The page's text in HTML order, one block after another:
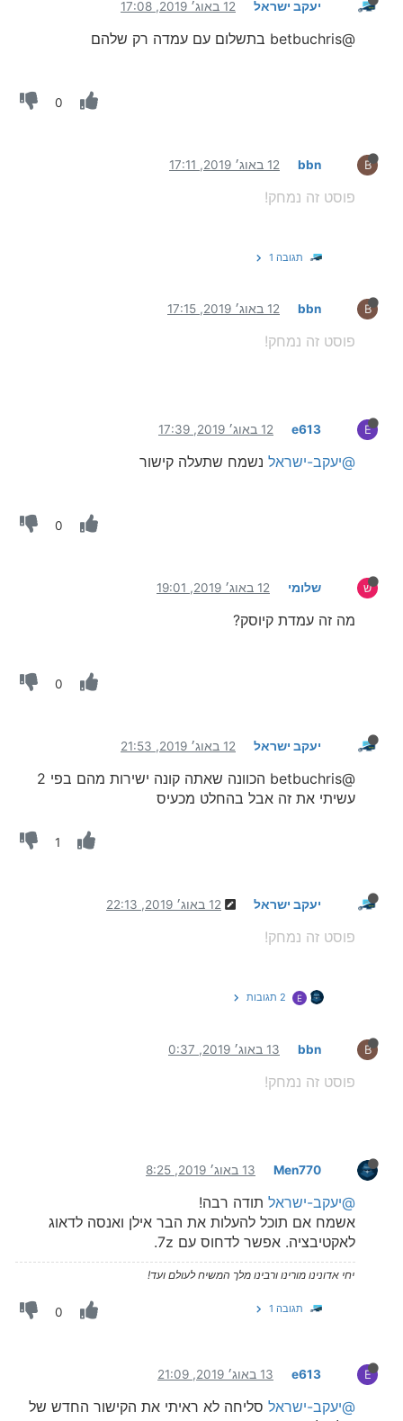
יעקב ישראל 12 באוג׳ 2019, 17:08
@betbuchris בתשלום עם עמדה רק שלהם
0
B
bbn 12 באוג׳ 2019, 17:11
פוסט זה נמחק!
תגובה 1
B
bbn 12 באוג׳ 2019, 17:15
פוסט זה נמחק!
E
e613 12 באוג׳ 2019, 17:39
@יעקב-ישראל נשמח שתעלה קישור
0
ש שלומי 12 באוג׳ 2019, 19:01
מה זה עמדת קיוסק?
0
יעקב ישראל 12 באוג׳ 2019, 21:53
@betbuchris הכוונה שאתה קונה ישירות מהם בפי 2
עשיתי את זה אבל בהחלט מכעיס
1
יעקב ישראל 12 באוג׳ 2019, 22:13
פוסט זה נמחק!
E 2 תגובות
B
bbn 13 באוג׳ 2019, 0:37
פוסט זה נמחק!
Men770 13 באוג׳ 2019, 8:25
@יעקב-ישראל תודה רבה!
אשמח אם תוכל להעלות את הבר אילן ואנסה לדאוג
לאקטיבציה. אפשר לדחוס עם 7z.
יחי אדונינו מורינו ורבינו מלך המשיח לעולם ועד!
תגובה 1 0
E
e613 13 באוג׳ 2019, 21:09
@יעקב-ישראל סליחה לא ראיתי את הקישור החדש של